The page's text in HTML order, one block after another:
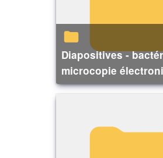
Diapositives - bactéries en
microcopie